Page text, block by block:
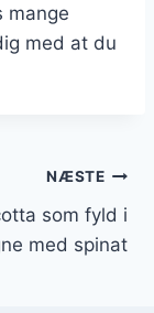
mange
med at du
NÆSTE
som fyld i
med spinat